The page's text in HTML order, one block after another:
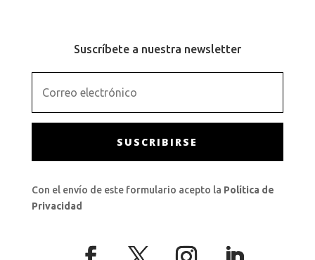
Suscríbete a nuestra newsletter
SUSCRIBIRSE
Con el envío de este formulario acepto la Política de
Privacidad